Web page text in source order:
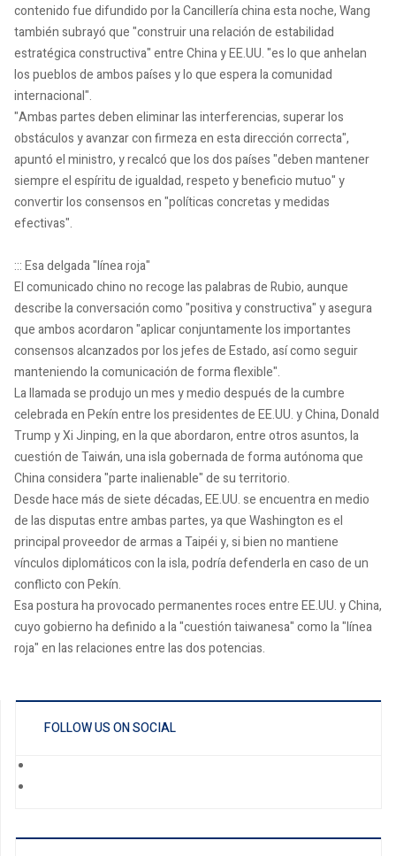
contenido fue difundido por la Cancillería china esta noche, Wang
también subrayó que "construir una relación de estabilidad
estratégica constructiva" entre China y EE.UU. "es lo que anhelan
los pueblos de ambos países y lo que espera la comunidad
internacional".
"Ambas partes deben eliminar las interferencias, superar los
obstáculos y avanzar con firmeza en esta dirección correcta",
apuntó el ministro, y recalcó que los dos países "deben mantener
siempre el espíritu de igualdad, respeto y beneficio mutuo" y
convertir los consensos en "políticas concretas y medidas
efectivas".
::: Esa delgada "línea roja"
El comunicado chino no recoge las palabras de Rubio, aunque
describe la conversación como "positiva y constructiva" y asegura
que ambos acordaron "aplicar conjuntamente los importantes
consensos alcanzados por los jefes de Estado, así como seguir
manteniendo la comunicación de forma flexible".
La llamada se produjo un mes y medio después de la cumbre
celebrada en Pekín entre los presidentes de EE.UU. y China, Donald
Trump y Xi Jinping, en la que abordaron, entre otros asuntos, la
cuestión de Taiwán, una isla gobernada de forma autónoma que
China considera "parte inalienable" de su territorio.
Desde hace más de siete décadas, EE.UU. se encuentra en medio
de las disputas entre ambas partes, ya que Washington es el
principal proveedor de armas a Taipéi y, si bien no mantiene
vínculos diplomáticos con la isla, podría defenderla en caso de un
conflicto con Pekín.
Esa postura ha provocado permanentes roces entre EE.UU. y China,
cuyo gobierno ha definido a la "cuestión taiwanesa" como la "línea
roja" en las relaciones entre las dos potencias.
FOLLOW US ON SOCIAL